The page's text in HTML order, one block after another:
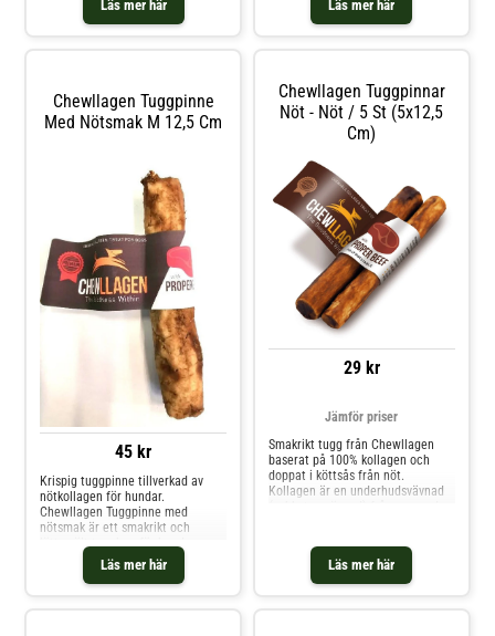
Läs mer här Läs mer här
nötkreaturens underhudsvävnad i
Sydamerika. Kollagenet bryts ner
Chewllagen Tuggpinne
Med Nötsmak M 12,5 Cm
45 kr
Läs mer här
Krispig tuggpinne tillverkad av
nötkollagen för hundar.
Chewllagen Tuggpinne med
nötsmak är ett smakrikt och
lättsmält tuggben för hundar,
tillverkat av hydrolyserat kollagen
från gräsbetande nötkreatur i
Sydamerika. Kollagenet bryts ner
Chewllagen Tuggpinnar
Nöt - Nöt / 5 St (5x12,5
Cm)
29 kr
Läs mer här
Jämför priser
Smakrikt tugg från Chewllagen
baserat på 100% kollagen och
doppat i köttsås från nöt.
Kollagen är en underhudsvävnad
många viktiga funktioner i
kroppen. Chewllagen tugg av
kollagen främjar friskare leder, päl